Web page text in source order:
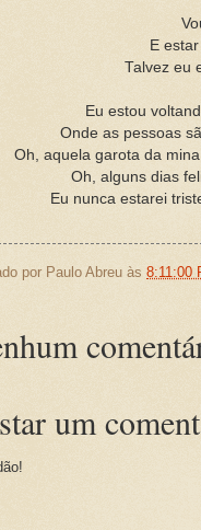
E
Talvez eu
Eu estou
Onde as pessoas
Oh, aquela garota da
Oh, alguns dias
Eu nunca estarei
por Paulo Abreu às 8:11:00
um